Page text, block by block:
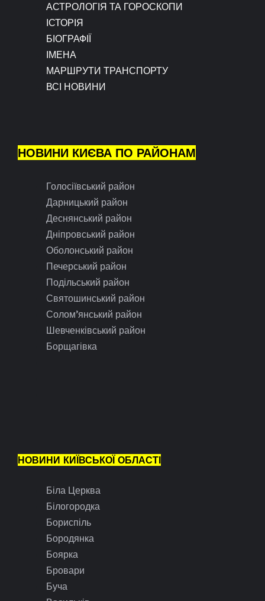
АСТРОЛОГІЯ ТА ГОРОСКОПИ
ІСТОРІЯ
БІОГРАФІЇ
ІМЕНА
МАРШРУТИ ТРАНСПОРТУ
ВСІ НОВИНИ
НОВИНИ КИЄВА ПО РАЙОНАМ
Голосіївський район
Дарницький район
Деснянський район
Дніпровський район
Оболонський район
Печерський район
Подільський район
Святошинський район
Солом’янський район
Шевченківський район
Борщагівка
НОВИНИ КИЇВСЬКОЇ ОБЛАСТІ
Біла Церква
Білогородка
Бориспіль
Бородянка
Боярка
Бровари
Буча